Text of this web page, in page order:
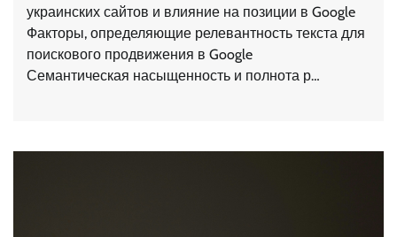
украинских сайтов и влияние на позиции в Google
Факторы, определяющие релевантность текста для
поискового продвижения в Google
Семантическая насыщенность и полнота р…